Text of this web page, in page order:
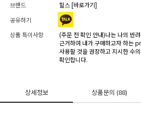
브랜드
힐스 [바로가기]
공유하기
상품 특이사항
(주문 전 확인 안내)나는 나의 반
근거하여 내가 구매하고자 하는
사용할 것을 권장하고 지시한 수
확인합니다.
상세정보 상품문의(88)